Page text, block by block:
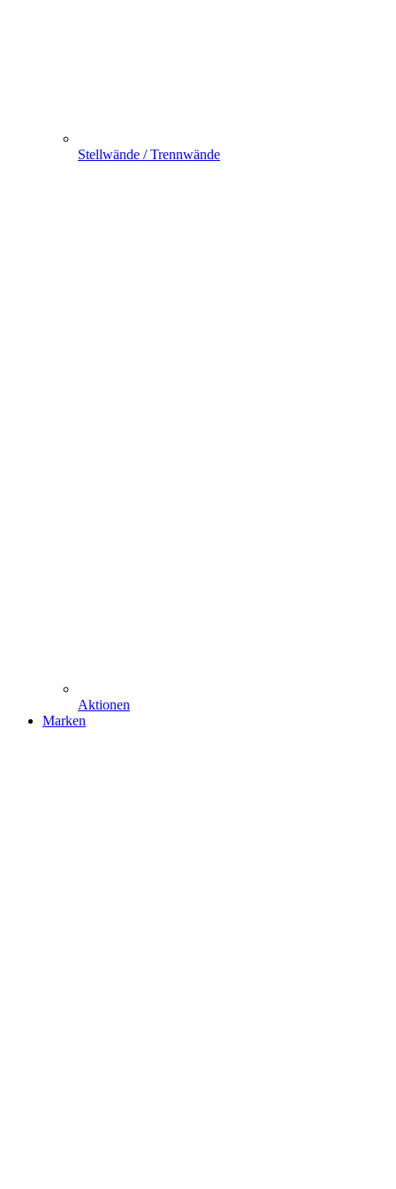
Stellwände / Trennwände
Aktionen
Marken